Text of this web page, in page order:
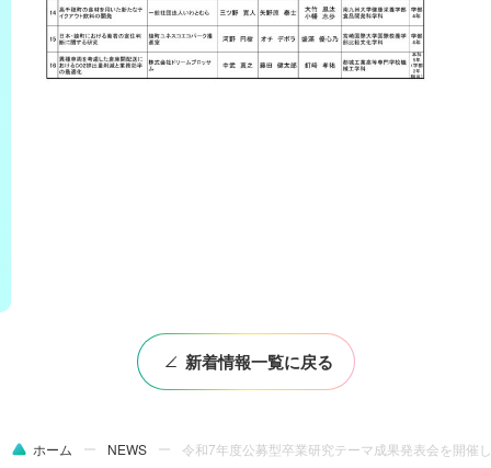
新着情報一覧に戻る
ホーム NEWS 令和7年度公募型卒業研究テーマ成果発表会を開催